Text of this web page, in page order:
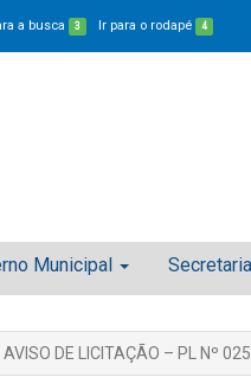
a busca 3 Ir para o rodapé 4
Municipal
AVISO DE LICITAÇÃO – PL Nº